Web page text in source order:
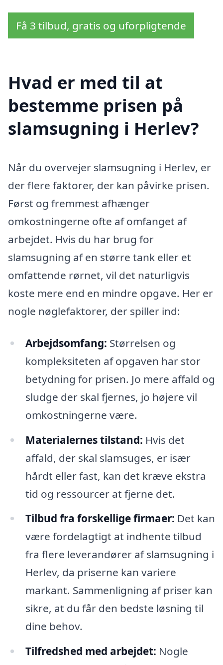
Få 3 tilbud, gratis og uforpligtende
Hvad er med til at
bestemme prisen på
slamsugning i Herlev?
Når du overvejer slamsugning i Herlev, er
der flere faktorer, der kan påvirke prisen.
Først og fremmest afhænger
omkostningerne ofte af omfanget af
arbejdet. Hvis du har brug for
slamsugning af en større tank eller et
omfattende rørnet, vil det naturligvis
koste mere end en mindre opgave. Her er
nogle nøglefaktorer, der spiller ind:
Arbejdsomfang: Størrelsen og
kompleksiteten af opgaven har stor
betydning for prisen. Jo mere affald og
sludge der skal fjernes, jo højere vil
omkostningerne være.
Materialernes tilstand: Hvis det
affald, der skal slamsuges, er især
hårdt eller fast, kan det kræve ekstra
tid og ressourcer at fjerne det.
Tilbud fra forskellige firmaer: Det kan
være fordelagtigt at indhente tilbud
fra flere leverandører af slamsugning i
Herlev, da priserne kan variere
markant. Sammenligning af priser kan
sikre, at du får den bedste løsning til
dine behov.
Tilfredshed med arbejdet: Nogle